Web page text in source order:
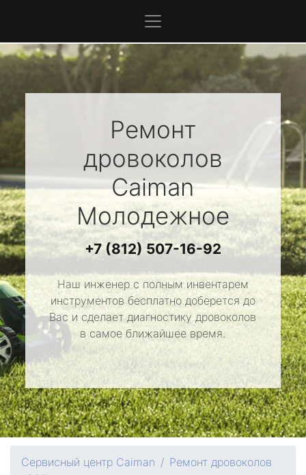
Ремонт
дровоколов
Caiman
Молодежное
+7 (812) 507-16-92
Наш инженер с полным инвентарем
инструментов бесплатно доберется до
Вас и сделает диагностику дровоколов
в самое ближайшее время.
Сервисный центр Caiman
Ремонт дровоколов